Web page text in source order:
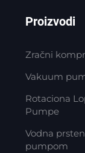
Proizvodi
Zračni
Vakuum
Rotaciona
Pumpe
Vodna
pumpom